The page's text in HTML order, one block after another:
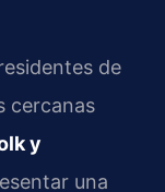
de
cercanas
y
una